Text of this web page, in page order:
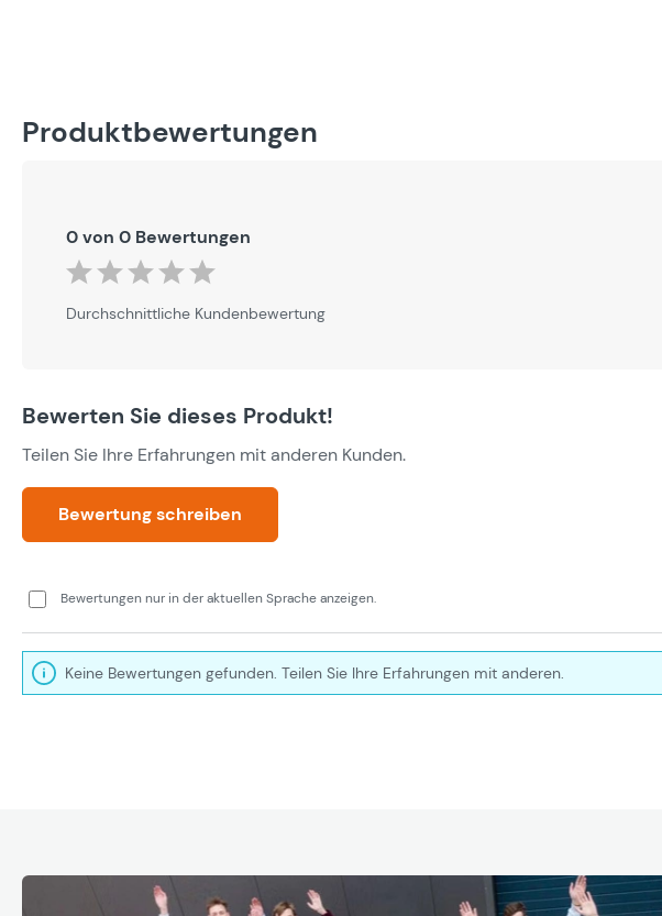
Produktbewertungen
0 von 0 Bewertungen
Durchschnittliche Bewertung von 0 von 5 Sternen
Durchschnittliche Kundenbewertung
Bewerten Sie dieses Produkt!
Teilen Sie Ihre Erfahrungen mit anderen Kunden.
Bewertung schreiben
Bewertungen nur in der aktuellen Sprache anzeigen.
Keine Bewertungen gefunden. Teilen Sie Ihre Erfahrungen mit anderen.